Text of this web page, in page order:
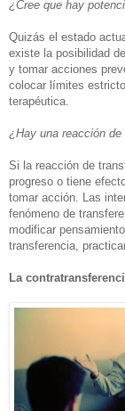
¿Cree que hay
Quizás el estado
existe la posibilidad
y tomar acciones
colocar límites
terapéutica.
¿Hay una reacción
Si la reacción de
progreso o tiene
tomar acción. Las
fenómeno de
modificar
transferencia,
La